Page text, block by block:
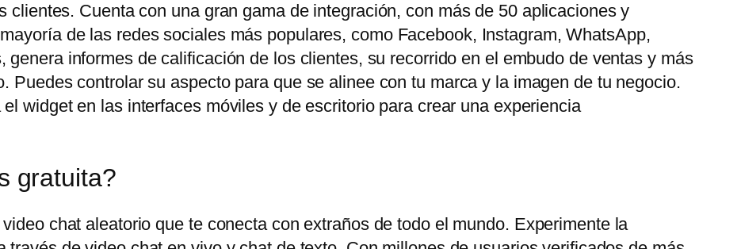
clientes. Cuenta con una gran gama de integración, con más de 50 aplicaciones y
de las redes sociales más populares, como Facebook, Instagram, WhatsApp,
genera informes de calificación de los clientes, su recorrido en el embudo de ventas y más
Puedes controlar su aspecto para que se alinee con tu marca y la imagen de tu negocio.
widget en las interfaces móviles y de escritorio para crear una experiencia
gratuita?
chat aleatorio que te conecta con extraños de todo el mundo. Experimente la